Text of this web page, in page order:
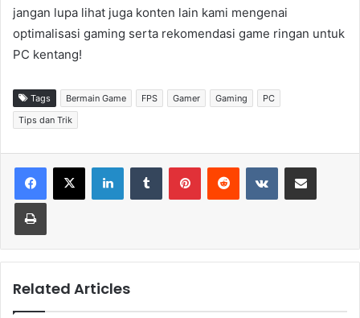
jangan lupa lihat juga konten lain kami mengenai
optimalisasi gaming serta rekomendasi game ringan untuk
PC kentang!
Tags Bermain Game FPS Gamer Gaming
PC
Tips dan Trik
Related Articles